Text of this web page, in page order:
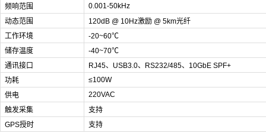
频响范围
0.001-50kHz
动态范围
120dB @ 10Hz激励 @ 5km光纤
工作环境
-20~60℃
储存温度
-40~70℃
通讯接口
RJ45、USB3.0、RS232/485、10GbE SPF+
功耗
≤100W
供电
220VAC
触发采集
支持
GPS授时
支持